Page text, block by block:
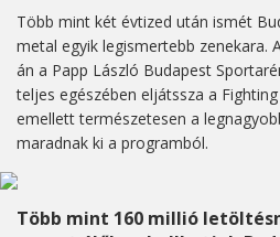
Több mint két évtized után ismét
metal egyik legismertebb zenekara.
án a Papp László Budapest
teljes egészében eljátssza a
emellett természetesen a
maradnak ki a programból.
Több mint 160 millió